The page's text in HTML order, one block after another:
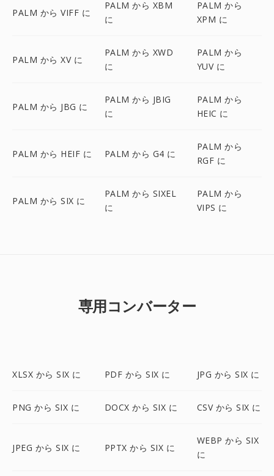
PALM から VIFF に
PALM から XBM
に
PALM から
XPM に
PALM から XV に
PALM から XWD
に
PALM から
YUV に
PALM から JBG に
PALM から JBIG
に
PALM から
HEIC に
PALM から HEIF に PALM から G4 に
PALM から
RGF に
PALM から SIX に
PALM から SIXEL
に
PALM から
VIPS に
専用コンバーター
XLSX から SIX に PDF から SIX に JPG から SIX に
PNG から SIX に DOCX から SIX に CSV から SIX に
JPEG から SIX に PPTX から SIX に
WEBP から SIX
に